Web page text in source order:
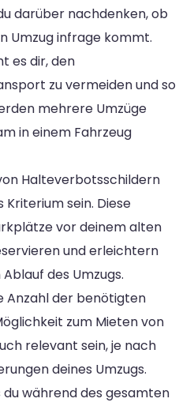
darüber nachdenken, ob
Umzug infrage kommt.
es dir, den
zu vermeiden und so
mehrere Umzüge
in einem Fahrzeug
Halteverbotsschildern
sein. Diese
vor deinem alten
und erleichtern
des Umzugs.
Anzahl der benötigten
zum Mieten von
relevant sein, je nach
deines Umzugs.
du während des gesamten